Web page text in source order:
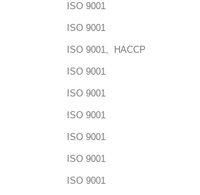
ISO 9001
ISO 9001
ISO 9001, HACCP
ISO 9001
ISO 9001
ISO 9001
ISO 9001
ISO 9001
ISO 9001